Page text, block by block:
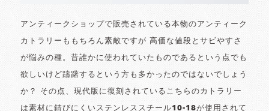
アンティークショップで販売されている本物のアンティーク
カトラリーももちろん素敵ですが 高価な値段とサビやすさ
が悩みの種。昔誰かに使われていたものであるという点でも
欲しいけど躊躇するという方も多かったのではないでしょう
か？ その点、現代版に復刻されているこちらのカトラリー
は素材に錆びにくいステンレススチール10-18が使用されて